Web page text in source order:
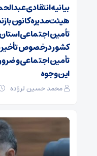
بیانیه انتقادی
هیئت‌مدیره کانون
تأمین اجتماعی
کشور درخصوص تأخیر
تأمین اجتماعی و
این وجوه
محمد حسین لرزاده